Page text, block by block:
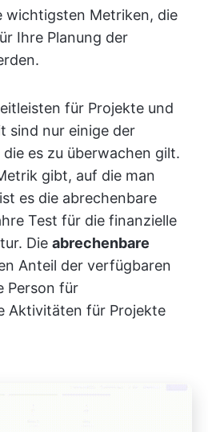
wichtigsten Metriken, die
Ihre Planung der
für Projekte und
sind nur einige der
es zu überwachen gilt.
gibt, auf die man
es die abrechenbare
Test für die finanzielle
Die abrechenbare
Anteil der verfügbaren
Person für
Aktivitäten für Projekte